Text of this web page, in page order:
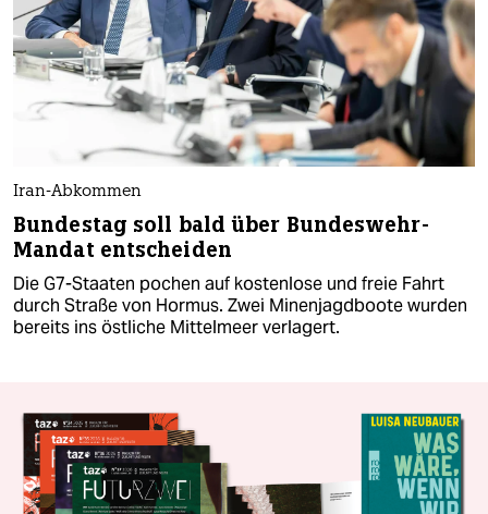
Iran-Abkommen
Bundestag soll bald über Bundeswehr-
Mandat entscheiden
Die G7-Staaten pochen auf kostenlose und freie Fahrt
durch Straße von Hormus. Zwei Minenjagdboote wurden
bereits ins östliche Mittelmeer verlagert.